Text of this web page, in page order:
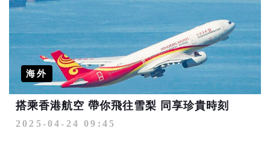
海外
搭乘香港航空 帶你飛往雪梨 同享珍貴時刻
2025-04-24 09:45